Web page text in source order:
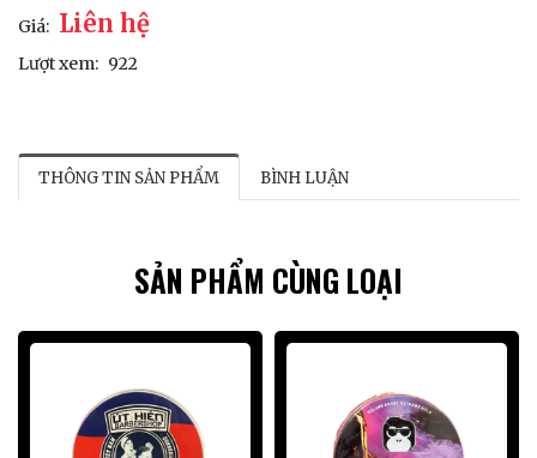
Giá: Liên hệ
Lượt xem: 922
THÔNG TIN SẢN PHẨM BÌNH LUẬN
SẢN PHẨM CÙNG LOẠI